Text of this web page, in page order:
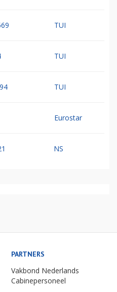
TUI
TUI
TUI
Eurostar
NS
PARTNERS
Vakbond Nederlands
Cabinepersoneel